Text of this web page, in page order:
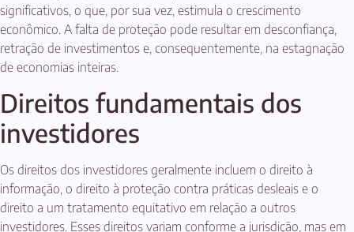
significativos, o que, por sua vez, estimula o crescimento
econômico. A falta de proteção pode resultar em desconfiança,
retração de investimentos e, consequentemente, na estagnação
de economias inteiras.
Direitos fundamentais dos
investidores
Os direitos dos investidores geralmente incluem o direito à
informação, o direito à proteção contra práticas desleais e o
direito a um tratamento equitativo em relação a outros
investidores. Esses direitos variam conforme a jurisdição, mas em